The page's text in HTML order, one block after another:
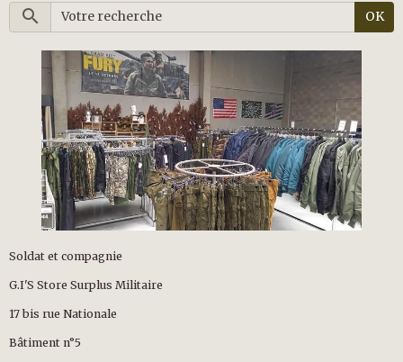
OK
Soldat et compagnie
G.I'S Store Surplus Militaire
17 bis rue Nationale
Bâtiment n°5